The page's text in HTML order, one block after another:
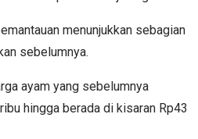
menunjukkan sebagian
sebelumnya.
ayam yang sebelumnya
hingga berada di kisaran Rp43